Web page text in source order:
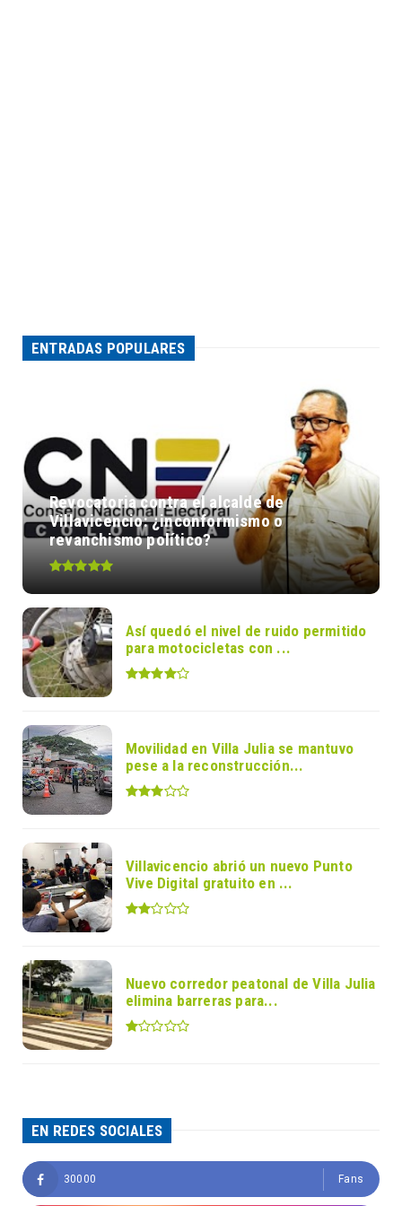
ENTRADAS POPULARES
Revocatoria contra el alcalde de
Villavicencio: ¿inconformismo o
revanchismo político?
Así quedó el nivel de ruido permitido
para motocicletas con ...
Movilidad en Villa Julia se mantuvo
pese a la reconstrucción...
Villavicencio abrió un nuevo Punto
Vive Digital gratuito en ...
Nuevo corredor peatonal de Villa Julia
elimina barreras para...
EN REDES SOCIALES
30000 Fans